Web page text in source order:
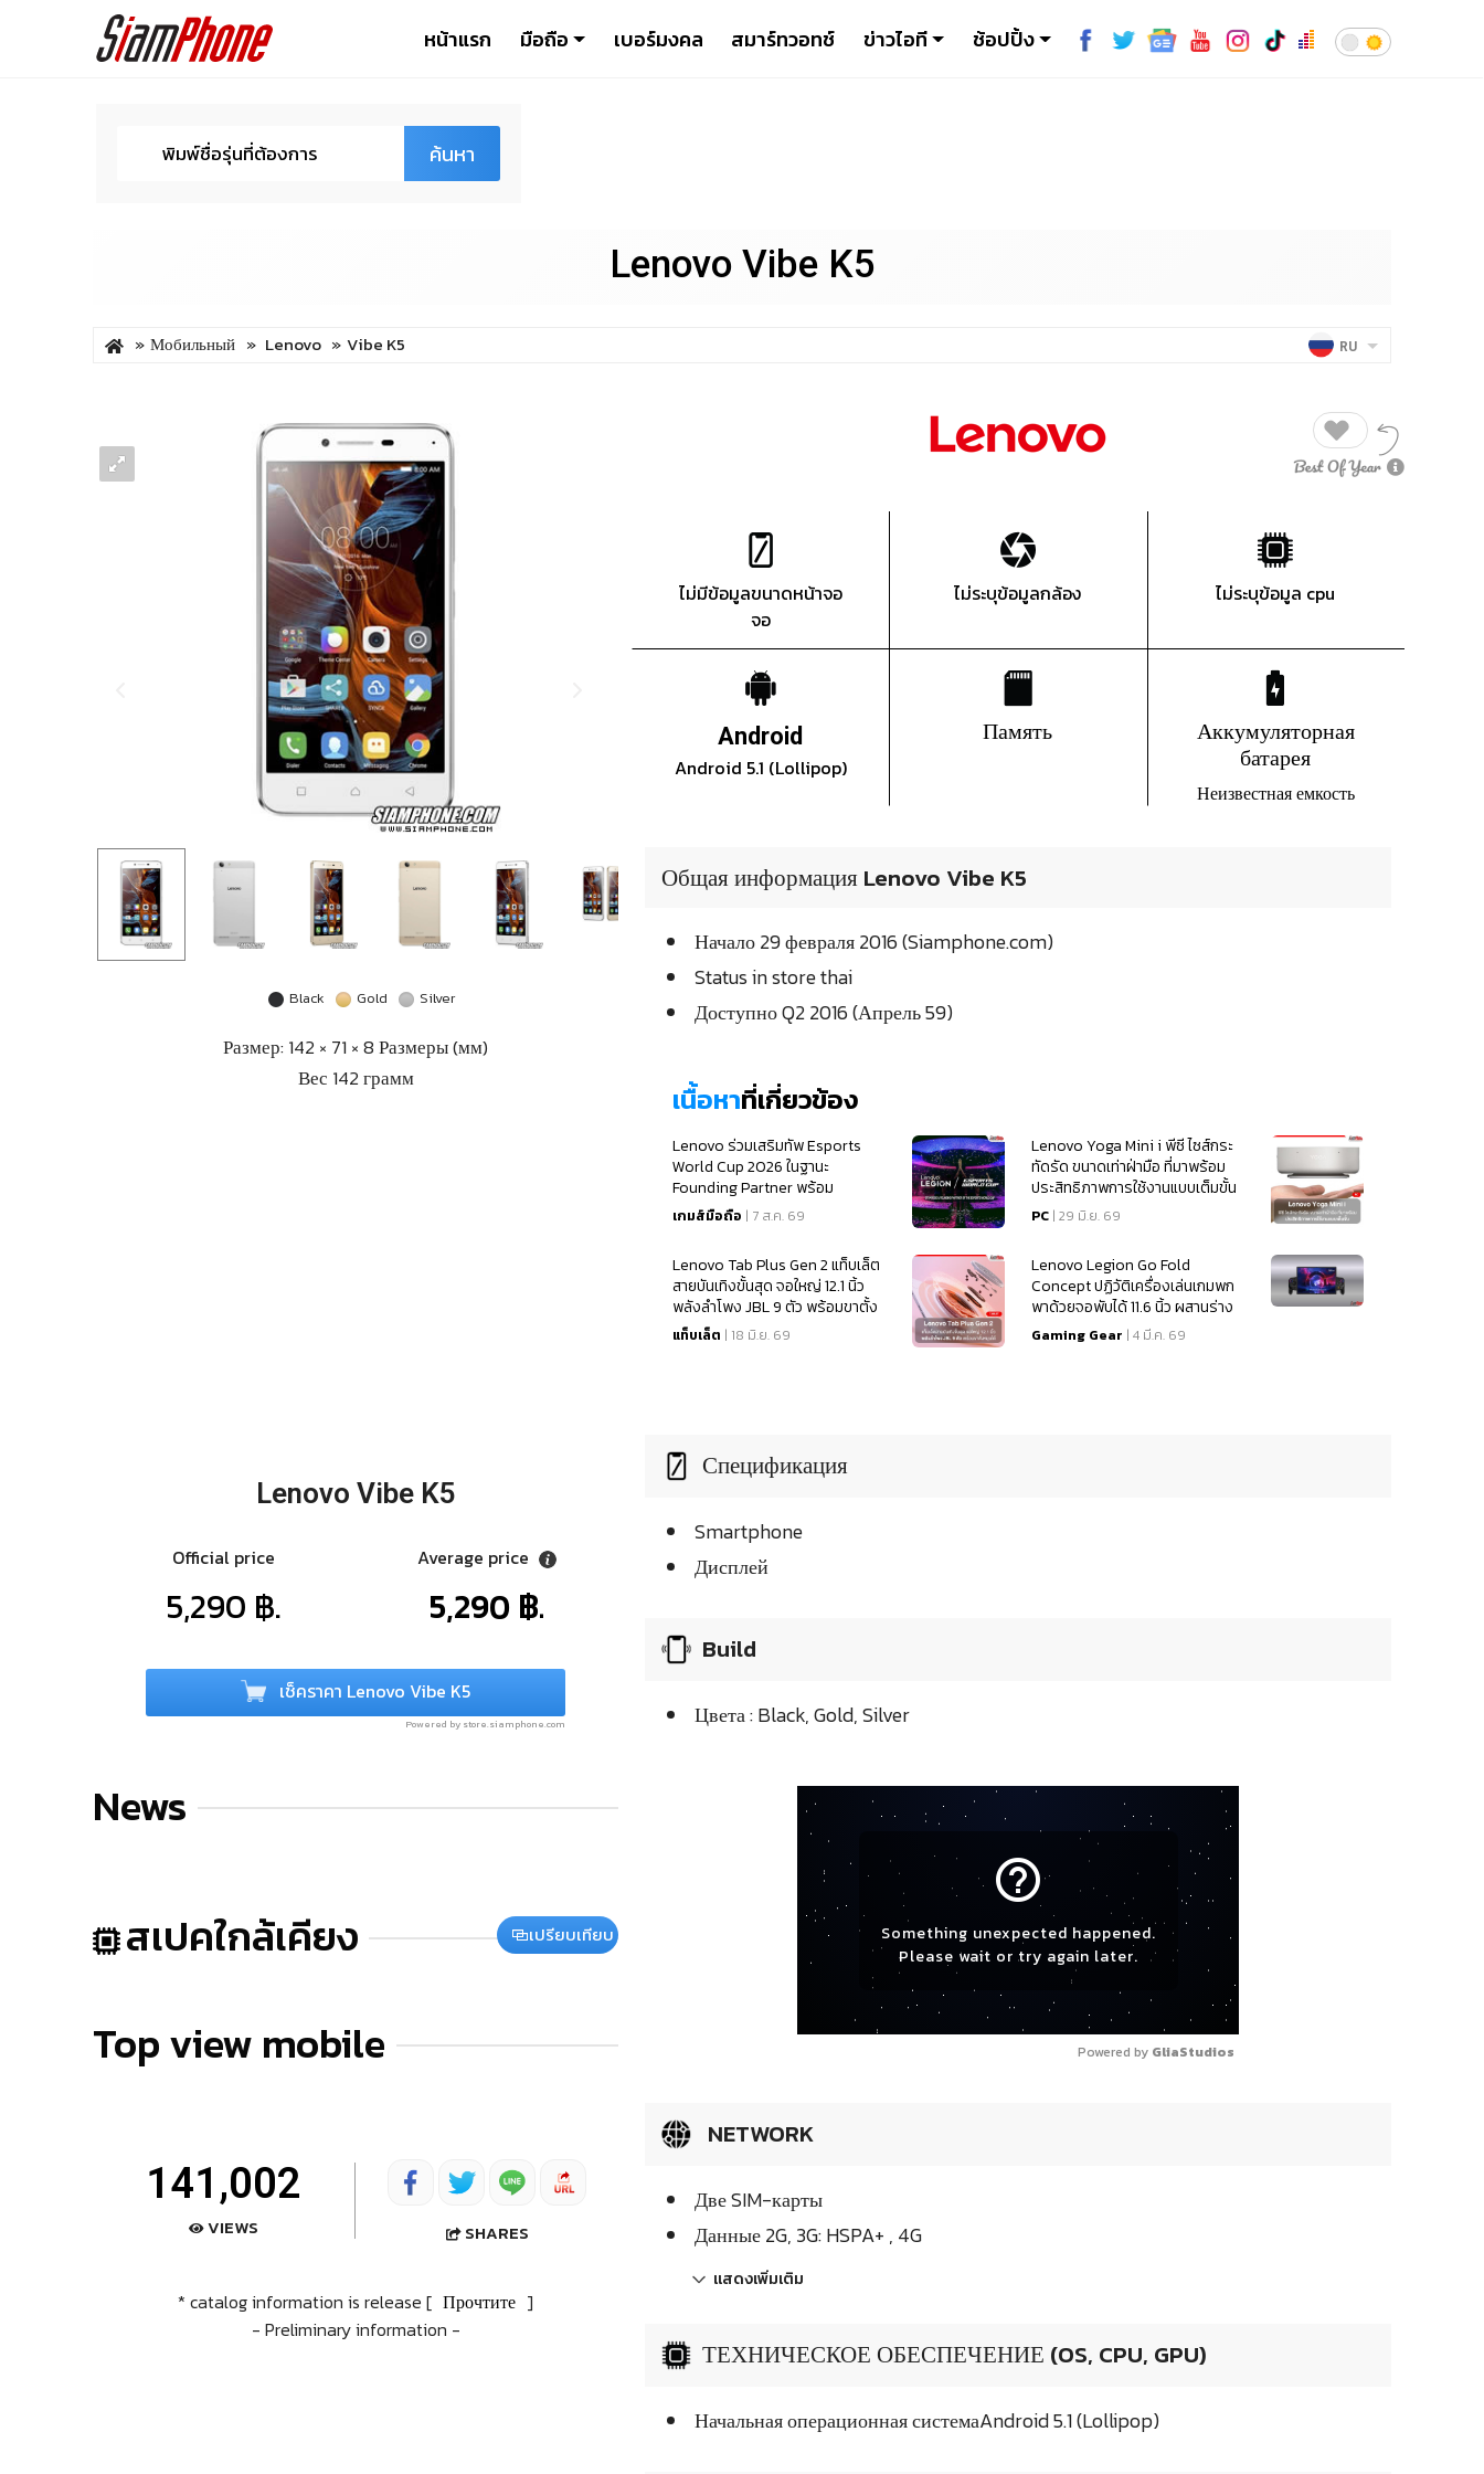
หน้าแรก มือถือ เบอร์มงคล สมาร์ทวอทช์ ข่าวไอที ช้อปปิ้ง
ค้นหา
Lenovo Vibe K5
Мобильный Lenovo Vibe K5 RU
Black Gold Silver
Размер: 142 × 71 × 8 Размеры (мм)
Вес 142 грамм
Lenovo Vibe K5
Official price
5,290 ฿.
Average price
5,290 ฿.
เช็คราคา Lenovo Vibe K5
Powered by store.siamphone.com
News
สเปคใกล้เคียง เปรียบเทียบ
Top view mobile
141,002
VIEWS SHARES
* catalog information is release [ Прочтите ]
- Preliminary information -
ไม่มีข้อมูลขนาดหน้าจอ
จอ
ไม่ระบุข้อมูลกล้อง ไม่ระบุข้อมูล cpu
Android
Android 5.1 (Lollipop)
Память
Аккумуляторная
батарея
Неизвестная емкость
Общая информация Lenovo Vibe K5
Начало 29 февраля 2016 (Siamphone.com)
Status in store thai
Доступно Q2 2016 (Апрель 59)
เนื้อหาที่เกี่ยวข้อง
Lenovo ร่วมเสริมทัพ Esports
World Cup 2026 ในฐานะ
Founding Partner พร้อม
สนับสนุนเทคโนโลยีเกมมิ่งระดับโลก
เกมส์มือถือ | 7 ส.ค. 69
Lenovo Yoga Mini i พีซี ไซส์กระ
ทัดรัด ขนาดเท่าฝ่ามือ ที่มาพร้อม
ประสิทธิภาพการใช้งานแบบเต็มขั้น
PC | 29 มิ.ย. 69
Lenovo Tab Plus Gen 2 แท็บเล็ต
สายบันเทิงขั้นสุด จอใหญ่ 12.1 นิ้ว
พลังลำโพง JBL 9 ตัว พร้อมขาตั้ง
หมุนได้ 360 องศา
แท็บเล็ต | 18 มิ.ย. 69
Lenovo Legion Go Fold
Concept ปฏิวัติเครื่องเล่นเกมพก
พาด้วยจอพับได้ 11.6 นิ้ว ผสานร่าง
เดสก์ท็อปในเครื่องเดียว
Gaming Gear | 4 มี.ค. 69
Спецификация
Smartphone
Дисплей
Build
Цвета : Black, Gold, Silver
help_outline
Something unexpected happened.
Please wait or try again later.
Powered by GliaStudios
NETWORK
Две SIM-карты
Данные 2G, 3G: HSPA+ , 4G
แสดงเพิ่มเติม
ТЕХНИЧЕСКОЕ ОБЕСПЕЧЕНИЕ (OS, CPU, GPU)
Начальная операционная системаAndroid 5.1 (Lollipop)